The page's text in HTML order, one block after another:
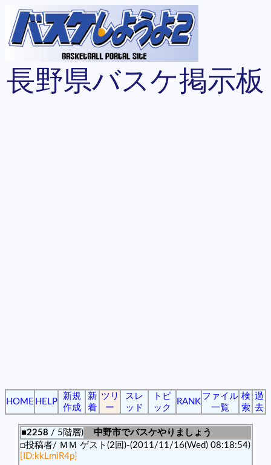
長野県バスケ掲示板
HOME HELP
新規
作成
新
着
ツリ
ー
スレ
ッド
トピ
ック
RANK
ファイル
一覧
検
索
過
去
■2258 / 5階層)
中野市でバスケやりましょう
□投稿者/ ＭＭ ゲスト(2回)-(2011/11/16(Wed) 08:18:54)
[ID:kkLmiR4p]